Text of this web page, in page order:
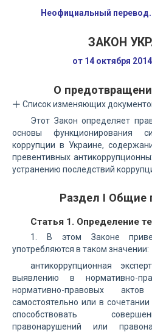
Неофициальный
ЗАКОН
от 14 октября
О
Список изменяющих
Этот Закон определяет
основы функционирования
коррупции в Украине,
превентивных
устранению последствий
Раздел I Общие
Статья 1. Определение
1. В этом Законе
употребляются в таком значении:
антикоррупционная
выявлению в нормативно-
нормативно-правовых
самостоятельно или в
способствовать
правонарушений или